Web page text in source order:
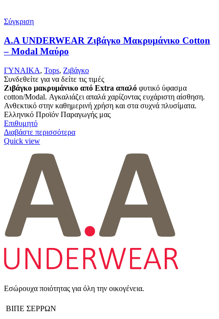
Σύγκριση
Α.A UNDERWEAR Ζιβάγκο Μακρυμάνικο Cotton
– Modal Μαύρο
ΓΥΝΑΙΚΑ, Tops, Ζιβάγκο
Συνδεθείτε για να δείτε τις τιμές
Ζιβάγκο μακρυμάνικο από Extra απαλό φυτικό ύφασμα
cotton/Modal. Αγκαλιάζει απαλά χαρίζοντας ευχάριστη αίσθηση.
Ανθεκτικό στην καθημερινή χρήση και στα συχνά πλυσίματα.
Ελληνικό Προϊόν Παραγωγής μας
Επιθυμητό
Διαβάστε περισσότερα
Quick view
Εσώρουχα ποιότητας για όλη την οικογένεια.
ΒΙΠΕ ΣΕΡΡΩΝ